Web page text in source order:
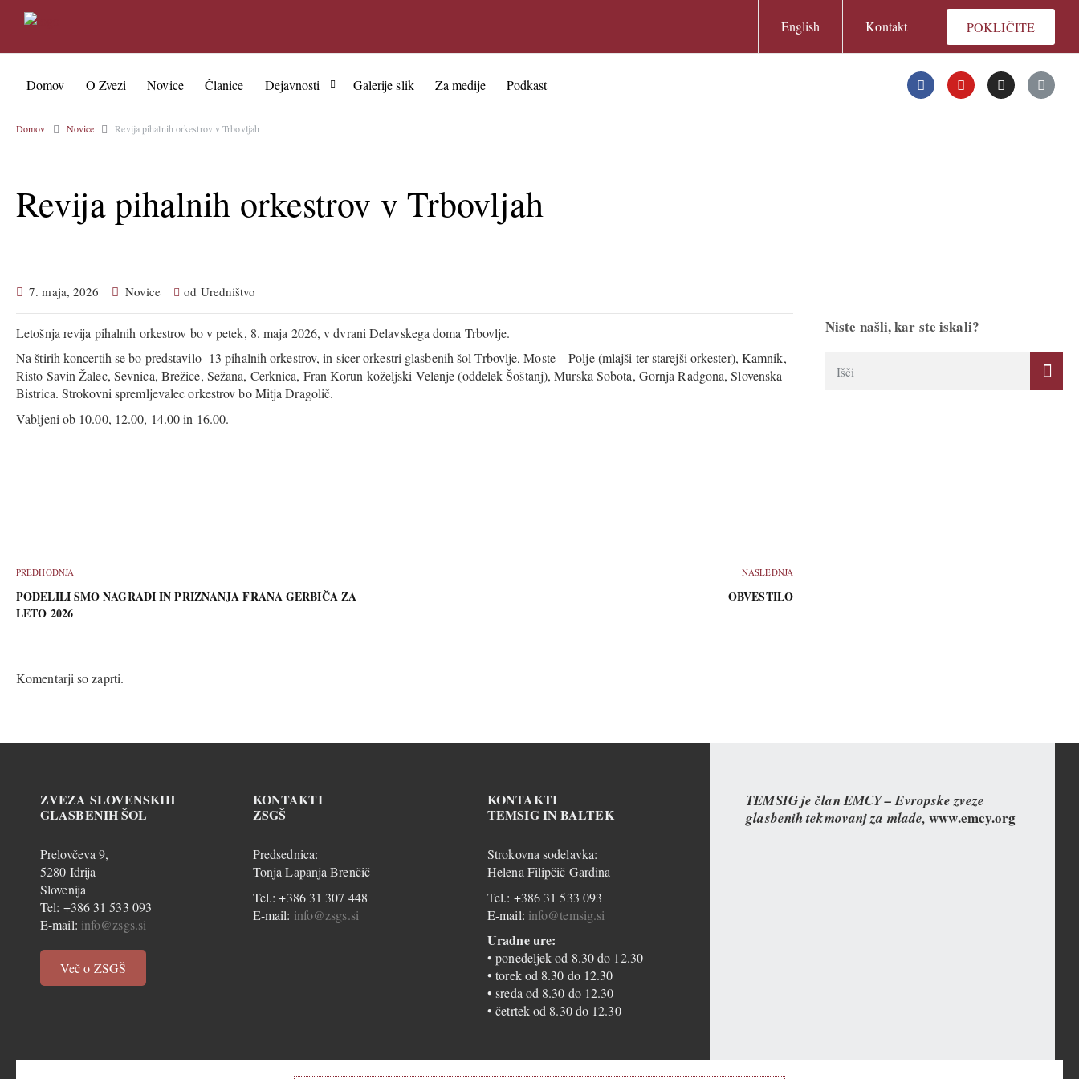
English Kontakt POKLIČITE
Domov O Zvezi Novice Članice Dejavnosti Galerije slik Za medije Podkast
Domov Novice Revija pihalnih orkestrov v Trbovljah
Revija pihalnih orkestrov v Trbovljah
7. maja, 2026 Novice od Uredništvo
Letošnja revija pihalnih orkestrov bo v petek, 8. maja 2026, v dvrani Delavskega doma Trbovlje.
Na štirih koncertih se bo predstavilo 13 pihalnih orkestrov, in sicer orkestri glasbenih šol Trbovlje, Moste – Polje (mlajši ter starejši orkester), Kamnik,
Risto Savin Žalec, Sevnica, Brežice, Sežana, Cerknica, Fran Korun koželjski Velenje (oddelek Šoštanj), Murska Sobota, Gornja Radgona, Slovenska
Bistrica. Strokovni spremljevalec orkestrov bo Mitja Dragolič.
Vabljeni ob 10.00, 12.00, 14.00 in 16.00.
PREDHODNJA
PODELILI SMO NAGRADI IN PRIZNANJA FRANA GERBIČA ZA
LETO 2026
NASLEDNJA
OBVESTILO
Komentarji so zaprti.
Niste našli, kar ste iskali?
ZVEZA SLOVENSKIH
GLASBENIH ŠOL
Prelovčeva 9,
5280 Idrija
Slovenija
Tel: +386 31 533 093
E-mail: info@zsgs.si
Več o ZSGŠ
KONTAKTI
ZSGŠ
Predsednica:
Tonja Lapanja Brenčič
Tel.: +386 31 307 448
E-mail: info@zsgs.si
KONTAKTI
TEMSIG IN BALTEK
Strokovna sodelavka:
Helena Filipčič Gardina
Tel.: +386 31 533 093
E-mail: info@temsig.si
Uradne ure:
• ponedeljek od 8.30 do 12.30
• torek od 8.30 do 12.30
• sreda od 8.30 do 12.30
• četrtek od 8.30 do 12.30
TEMSIG je član EMCY – Evropske zveze
glasbenih tekmovanj za mlade,www.emcy.org